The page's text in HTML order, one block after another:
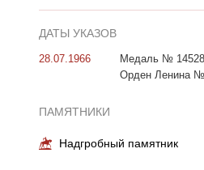
ДАТЫ УКАЗОВ
28.07.1966
Медаль № 14528
Орден Ленина №
ПАМЯТНИКИ
Надгробный памятник